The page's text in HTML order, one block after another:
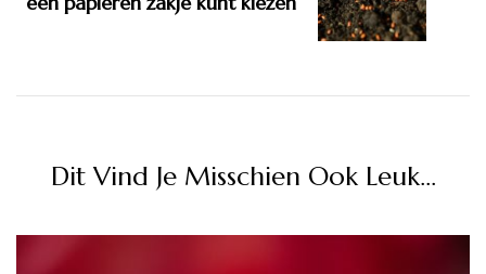
Dit Vind Je Misschien Ook Leuk...